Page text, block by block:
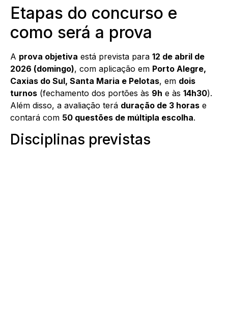
Etapas do concurso e
como será a prova
A prova objetiva está prevista para 12 de abril de
2026 (domingo), com aplicação em Porto Alegre,
Caxias do Sul, Santa Maria e Pelotas, em dois
turnos (fechamento dos portões às 9h e às 14h30).
Além disso, a avaliação terá duração de 3 horas e
contará com 50 questões de múltipla escolha.
Disciplinas previstas